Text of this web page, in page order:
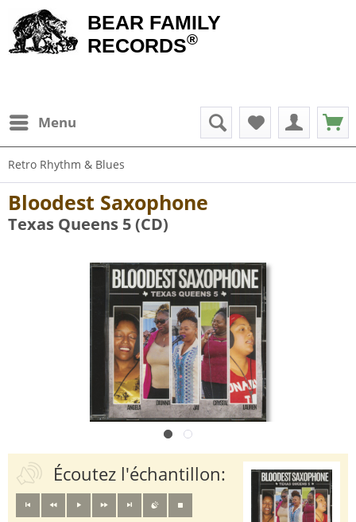
BEAR FAMILY
RECORDS®
Menu
Retro Rhythm & Blues
Bloodest Saxophone
Texas Queens 5 (CD)
Écoutez l'échantillon: